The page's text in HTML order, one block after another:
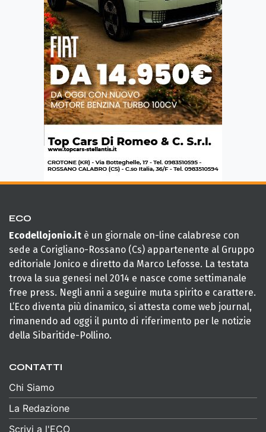
ECO
Ecodellojonio.it è un giornale on-line calabrese con
sede a Corigliano-Rossano (Cs) appartenente al Gruppo
editoriale Jonico e diretto da Marco Lefosse. La testata
trova la sua genesi nel 2014 e nasce come settimanale
free press. Negli anni a seguire muta spirito e carattere.
L’Eco diventa più dinamico, si attesta come web journal,
rimanendo ad oggi il punto di riferimento per le notizie
della Sibaritide-Pollino.
CONTATTI
Chi Siamo
La Redazione
Scrivi a l'ECO